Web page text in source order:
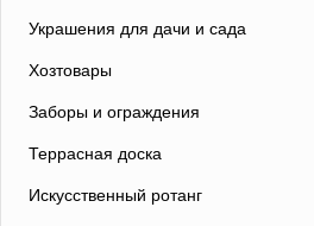
Украшения для дачи и сада
Хозтовары
Заборы и ограждения
Террасная доска
Искусственный ротанг